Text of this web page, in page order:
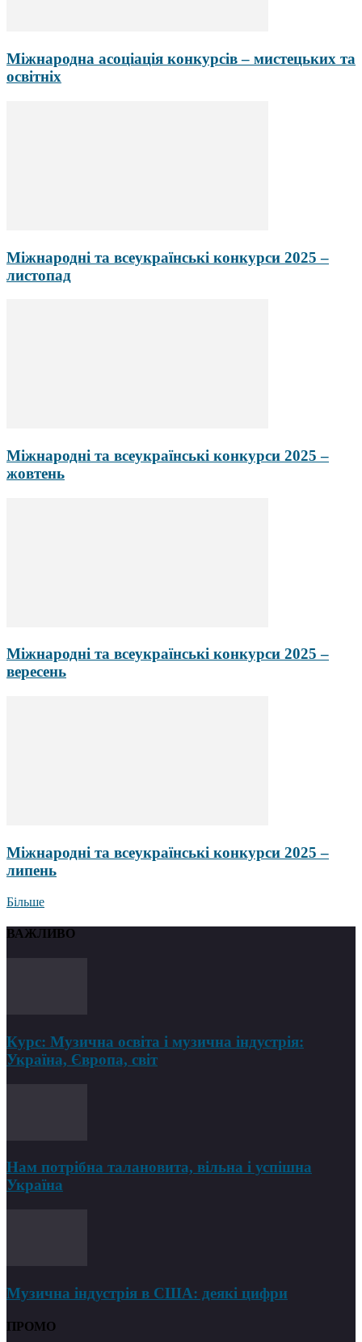
Міжнародна асоціація конкурсів – мистецьких та
освітніх
Міжнародні та всеукраїнські конкурси 2025 –
листопад
Міжнародні та всеукраїнські конкурси 2025 –
жовтень
Міжнародні та всеукраїнські конкурси 2025 –
вересень
Міжнародні та всеукраїнські конкурси 2025 –
липень
Більше
ВАЖЛИВО
Курс: Музична освіта і музична індустрія:
Україна, Європа, світ
Нам потрібна талановита, вільна і успішна
Україна
Музична індустрія в США: деякі цифри
ПРОМО